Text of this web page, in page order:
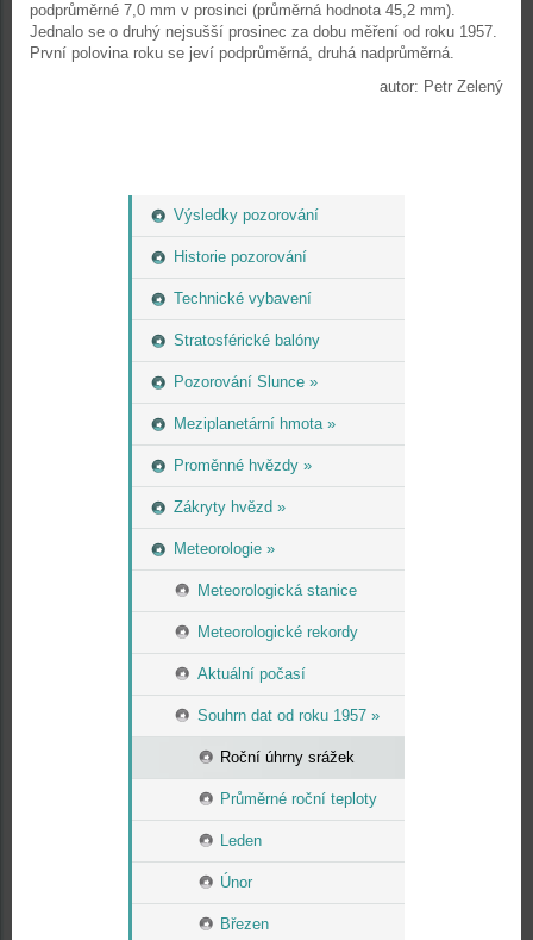
Výsledky pozorování
Historie pozorování
Technické vybavení
Stratosférické balóny
Pozorování Slunce »
Meziplanetární hmota »
Proměnné hvězdy »
Zákryty hvězd »
Meteorologie »
Meteorologická stanice
Meteorologické rekordy
Aktuální počasí
Souhrn dat od roku 1957 »
Roční úhrny srážek
Průměrné roční teploty
Leden
Únor
Březen
podprůměrné 7,0 mm v prosinci (průměrná hodnota 45,2 mm).
Jednalo se o druhý nejsušší prosinec za dobu měření od roku 1957.
První polovina roku se jeví podprůměrná, druhá nadprůměrná.
autor: Petr Zelený